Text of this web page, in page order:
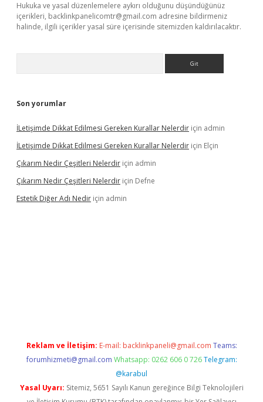
Hukuka ve yasal düzenlemelere aykırı olduğunu düşündüğünüz
içerikleri, backlinkpanelicomtr@gmail.com adresine bildirmeniz
halinde, ilgili içerikler yasal süre içerisinde sitemizden kaldırılacaktır.
Son yorumlar
İLetişimde Dikkat Edilmesi Gereken Kurallar Nelerdir için admin
İLetişimde Dikkat Edilmesi Gereken Kurallar Nelerdir için Elçin
Çıkarım Nedir Çeşitleri Nelerdir için admin
Çıkarım Nedir Çeşitleri Nelerdir için Defne
Estetik Diğer Adı Nedir için admin
Reklam ve İletişim: E-mail: backlinkpaneli@gmail.com Teams:
forumhizmeti@gmail.com Whatsapp: 0262 606 0 726 Telegram:
@karabul
Yasal Uyarı: Sitemiz, 5651 Sayılı Kanun gereğince Bilgi Teknolojileri